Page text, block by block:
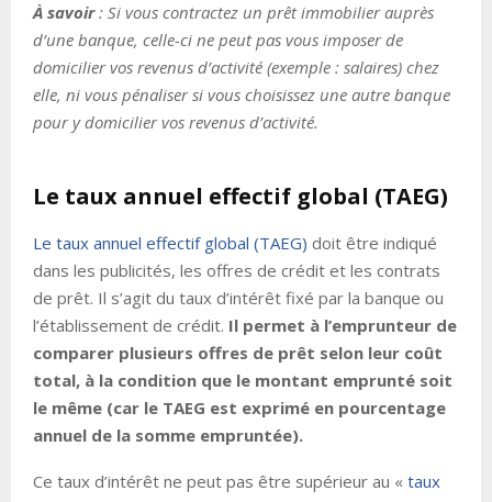
À savoir: Si vous contractez un prêt immobilier auprès
d’une banque, celle-ci ne peut pas vous imposer de
domicilier vos revenus d’activité (exemple : salaires) chez
elle, ni vous pénaliser si vous choisissez une autre banque
pour y domicilier vos revenus d’activité.
Le taux annuel effectif global (TAEG)
Le taux annuel effectif global (TAEG) doit être indiqué
dans les publicités, les offres de crédit et les contrats
de prêt. Il s’agit du taux d’intérêt fixé par la banque ou
l’établissement de crédit. Il permet à l’emprunteur de
comparer plusieurs offres de prêt selon leur coût
total, à la condition que le montant emprunté soit
le même (car le TAEG est exprimé en pourcentage
annuel de la somme empruntée).
Ce taux d’intérêt ne peut pas être supérieur au « taux